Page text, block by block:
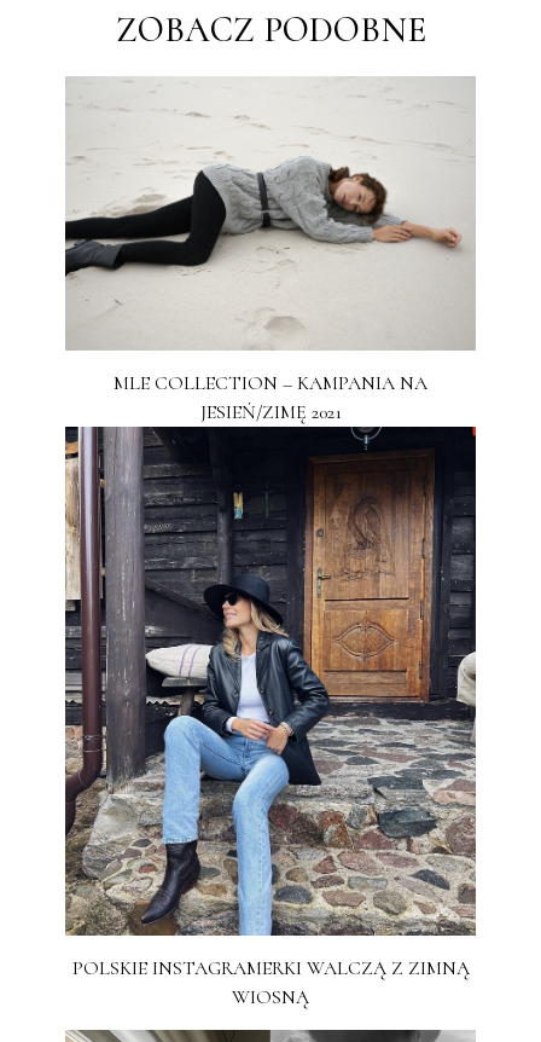
ZOBACZ PODOBNE
MLE COLLECTION – KAMPANIA NA
JESIEŃ/ZIMĘ 2021
POLSKIE INSTAGRAMERKI WALCZĄ Z ZIMNĄ
WIOSNĄ